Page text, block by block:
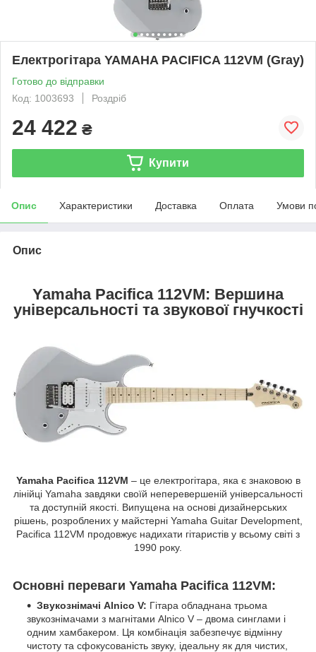
Електрогітара YAMAHA PACIFICA 112VM (Gray)
Готово до відправки
Код: 1003693
Роздріб
24 422 ₴
Купити
Опис Характеристики Доставка Оплата Умови
Опис
Yamaha Pacifica 112VM: Вершина
універсальності та звукової гнучкості
Yamaha Pacifica 112VM – це електрогітара, яка є знаковою в
лінійці Yamaha завдяки своїй неперевершеній універсальності
та доступній якості. Випущена на основі дизайнерських
рішень, розроблених у майстерні Yamaha Guitar Development,
Pacifica 112VM продовжує надихати гітаристів у всьому світі з
1990 року.
Основні переваги Yamaha Pacifica 112VM:
Звукознімачі Alnico V: Гітара обладнана трьома
звукознімачами з магнітами Alnico V – двома синглами і
одним хамбакером. Ця комбінація забезпечує відмінну
чистоту та сфокусованість звуку, ідеальну як для чистих,